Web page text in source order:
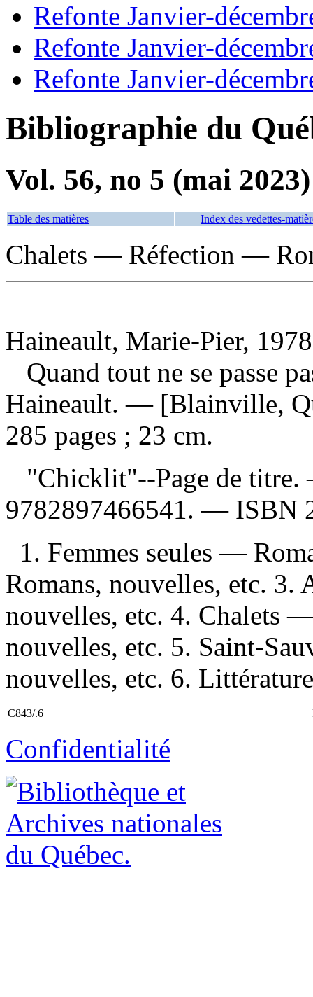
Refonte Janvier-
Refonte Janvier-
Refonte Janvier-
Bibliographie du
Vol. 56, no 5 (mai 2023)
Table des matières Index des vedettes-
Chalets — Réfection —
Haineault, Marie-Pier,
Quand tout ne se passe
Haineault. — [Blainville,
285 pages ; 23 cm.
"Chicklit"--Page de
9782897466541. — ISBN
1. Femmes seules —
Romans, nouvelles, etc.
nouvelles, etc. 4. Chalets
nouvelles, etc. 5. Saint-
nouvelles, etc. 6.
C843/.6
Confidentialité